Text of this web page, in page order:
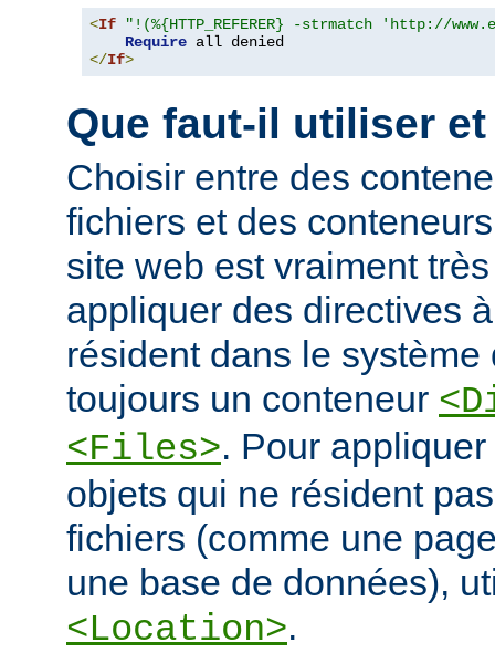
<If
"!(%{HTTP_REFERER} -strmatch 'http://
Require
</If>
Que faut-il utiliser
Choisir entre des
fichiers et des
site web est vraiment
appliquer des directives
résident dans le
toujours un conteneur
<Files>. Pour
objets qui ne résident
fichiers (comme une
une base de données),
<Location>.